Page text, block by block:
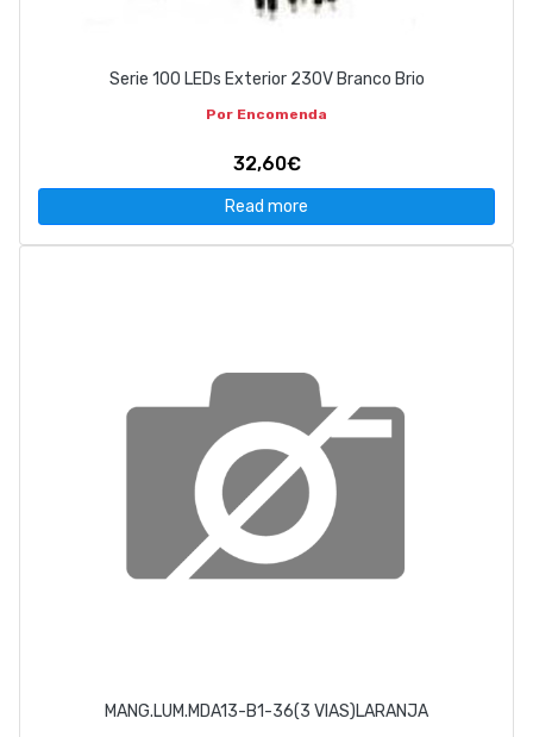
Serie 100 LEDs Exterior 230V Branco Brio
Por Encomenda
32,60€
Read more
MANG.LUM.MDA13-B1-36(3 VIAS)LARANJA